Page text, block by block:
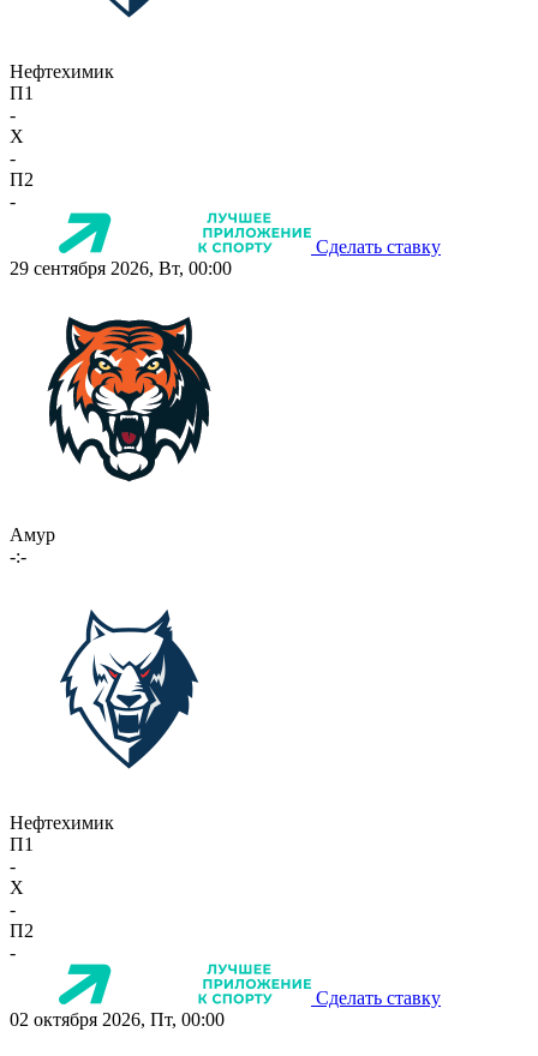
Нефтехимик
П1
-
X
-
П2
-
Сделать ставку
29 сентября 2026, Вт, 00:00
Амур
-:-
Нефтехимик
П1
-
X
-
П2
-
Сделать ставку
02 октября 2026, Пт, 00:00